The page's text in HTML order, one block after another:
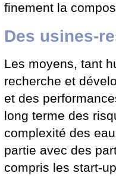
finement la
Des usines-
Les moyens, tant
recherche et
et des
long terme des
complexité des
partie avec des
compris les start-